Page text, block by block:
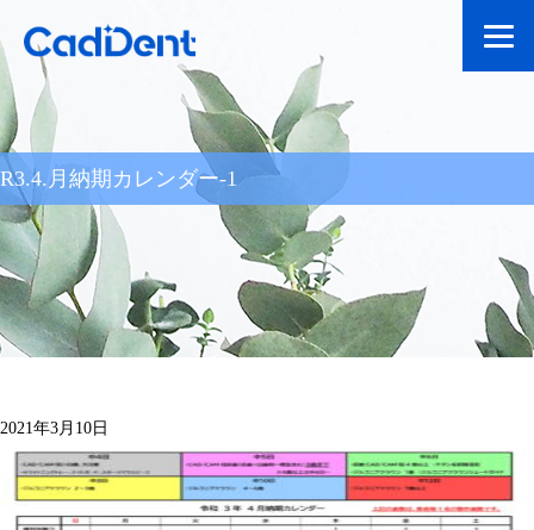
R3.4.月納期カレンダー-1
2021年3月10日